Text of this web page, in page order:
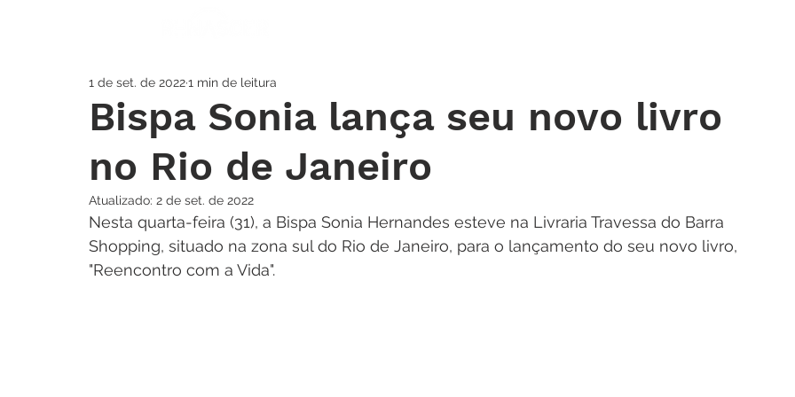
Bispa Sonia lança seu novo livro
no Rio de Janeiro
1 de set. de 20221 min de leitura
Atualizado: 2 de set. de 2022
Nesta quarta-feira (31), a Bispa Sonia Hernandes esteve na Livraria Travessa do Barra
Shopping, situado na zona sul do Rio de Janeiro, para o lançamento do seu novo livro,
"Reencontro com a Vida".